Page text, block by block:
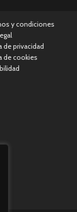
y condiciones
de privacidad
de cookies